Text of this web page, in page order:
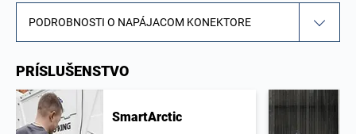
PODROBNOSTI O NAPÁJACOM KONEKTORE
PRÍSLUŠENSTVO
SmartArctic